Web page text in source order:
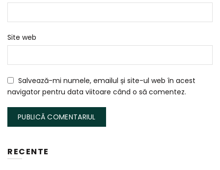
Site web
Salvează-mi numele, emailul și site-ul web în acest
navigator pentru data viitoare când o să comentez.
RECENTE